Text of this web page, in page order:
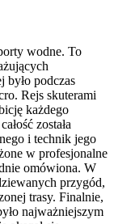
wodne. To
było podczas
Rejs skuterami
każdego
została
i technik jego
w profesjonalne
omówiona. W
przygód,
trasy. Finalnie,
najważniejszym